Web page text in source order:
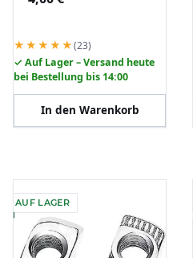
★★★★★(23)
✓ Auf Lager – Versand heute
bei Bestellung bis 14:00
In den Warenkorb
AUF LAGER